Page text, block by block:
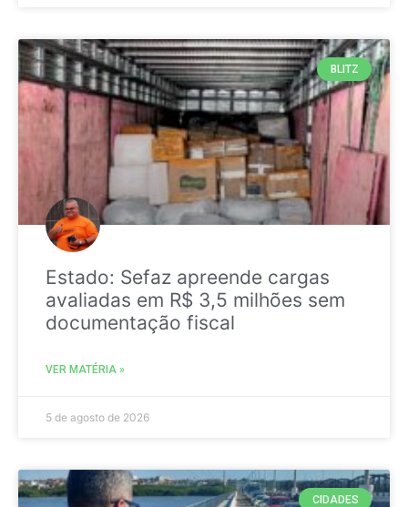
BLITZ
Estado: Sefaz apreende cargas
avaliadas em R$ 3,5 milhões sem
documentação fiscal
VER MATÉRIA »
5 de agosto de 2026
CIDADES